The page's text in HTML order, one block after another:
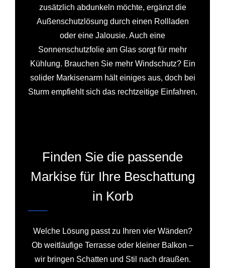
zusätzlich abdunkeln möchte, ergänzt die
Außenschutzlösung durch einen Rollladen
oder eine Jalousie. Auch eine
Sonnenschutzfolie am Glas sorgt für mehr
Kühlung. Brauchen Sie mehr Windschutz? Ein
solider Markisenarm hält einiges aus, doch bei
Sturm empfiehlt sich das rechtzeitige Einfahren.
Finden Sie die passende
Markise für Ihre Beschattung
in Korb
Welche Lösung passt zu Ihren vier Wänden?
Ob weitläufige Terrasse oder kleiner Balkon –
wir bringen Schatten und Stil nach draußen.